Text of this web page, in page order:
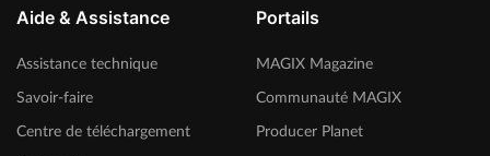
Aide & Assistance
Assistance technique
Savoir-faire
Centre de téléchargement
Portails
MAGIX Magazine
Communauté MAGIX
Producer Planet